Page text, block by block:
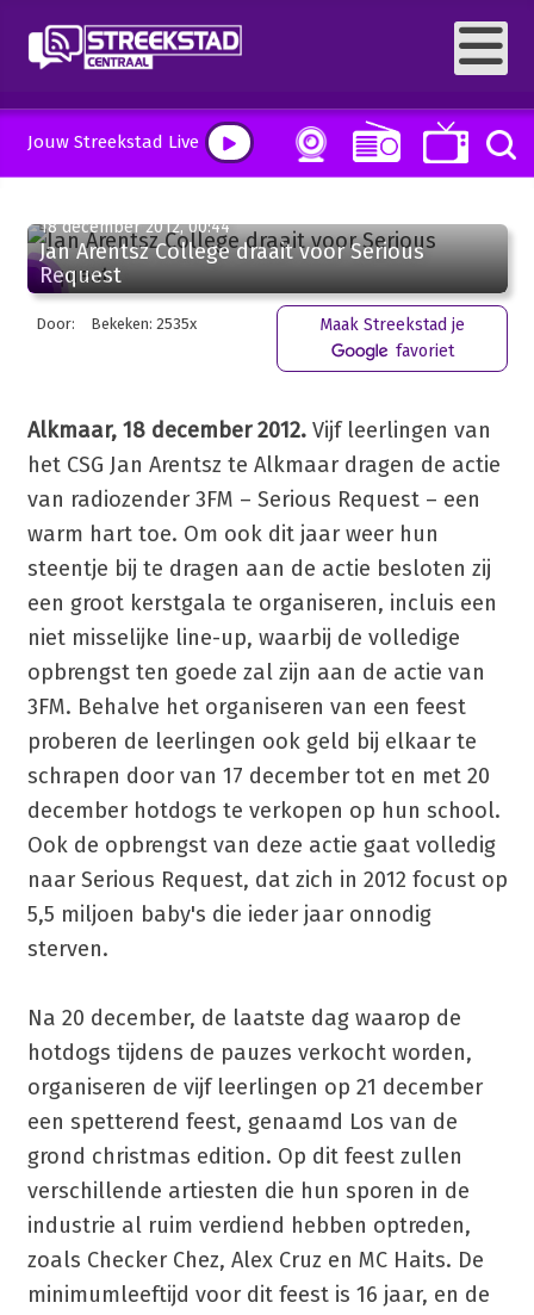
Jouw Streekstad Live
18 december 2012, 00:44
Jan Arentsz College draait voor Serious
Request
Door: Bekeken: 2535x
Maak Streekstad je
favoriet
Alkmaar, 18 december 2012.Vijf leerlingen van
het CSG Jan Arentsz te Alkmaar dragen de actie
van radiozender 3FM – Serious Request – een
warm hart toe. Om ook dit jaar weer hun
steentje bij te dragen aan de actie besloten zij
een groot kerstgala te organiseren, incluis een
niet misselijke line-up, waarbij de volledige
opbrengst ten goede zal zijn aan de actie van
3FM. Behalve het organiseren van een feest
proberen de leerlingen ook geld bij elkaar te
schrapen door van 17 december tot en met 20
december hotdogs te verkopen op hun school.
Ook de opbrengst van deze actie gaat volledig
naar Serious Request, dat zich in 2012 focust op
5,5 miljoen baby's die ieder jaar onnodig
sterven.
Na 20 december, de laatste dag waarop de
hotdogs tijdens de pauzes verkocht worden,
organiseren de vijf leerlingen op 21 december
een spetterend feest, genaamd Los van de
grond christmas edition. Op dit feest zullen
verschillende artiesten die hun sporen in de
industrie al ruim verdiend hebben optreden,
zoals Checker Chez, Alex Cruz en MC Haits. De
minimumleeftijd voor dit feest is 16 jaar, en de